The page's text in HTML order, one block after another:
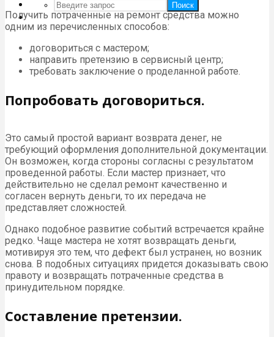
Поиск
Получить потраченные на ремонт средства можно
одним из перечисленных способов:
договориться с мастером;
направить претензию в сервисный центр;
требовать заключение о проделанной работе.
Попробовать договориться.
Это самый простой вариант возврата денег, не
требующий оформления дополнительной документации.
Он возможен, когда стороны согласны с результатом
проведенной работы. Если мастер признает, что
действительно не сделал ремонт качественно и
согласен вернуть деньги, то их передача не
представляет сложностей.
Однако подобное развитие событий встречается крайне
редко. Чаще мастера не хотят возвращать деньги,
мотивируя это тем, что дефект был устранен, но возник
снова. В подобных ситуациях придется доказывать свою
правоту и возвращать потраченные средства в
принудительном порядке.
Составление претензии.